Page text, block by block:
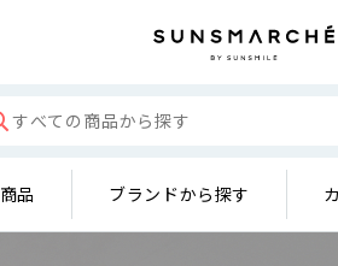
品 ブランドから探す